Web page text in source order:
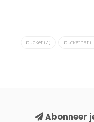
bucket (2) buckethat
Abonneer